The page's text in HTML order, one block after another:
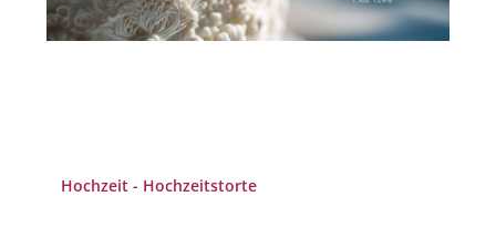
Hochzeit - Hochzeitstorte